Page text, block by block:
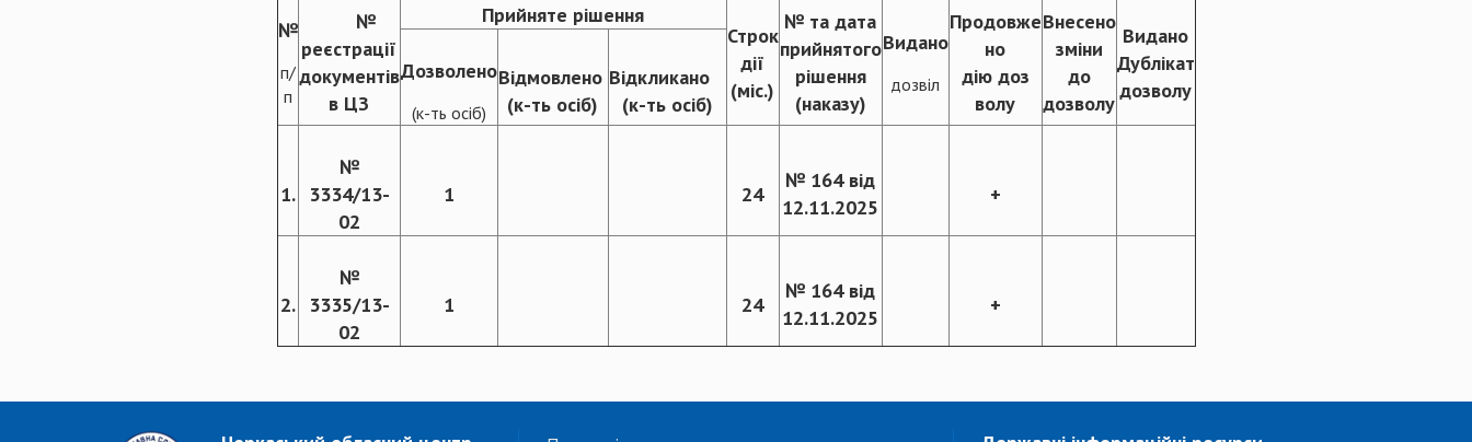
№
п/
п
№
реєстрації
документів
в ЦЗ
Прийняте рішення
Строк
дії
(міс.)
№ та дата
прийнятого
рішення
(наказу)
Видано
дозвіл
Продовже
но
дію доз
волу
Внесено
зміни
до
дозволу
Видано
Дублікат
дозволу
Дозволено
(к-ть осіб)
Відмовлено
(к-ть осіб)
Відкликано
(к-ть осіб)
1.
№
3334/13-
02
1 24
№ 164 від
12.11.2025
+
2.
№
3335/13-
02
1 24
№ 164 від
12.11.2025
+